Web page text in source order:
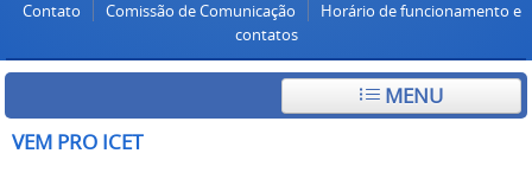
Contato Comissão de Comunicação
Horário de funcionamento e
contatos
MENU
VEM PRO ICET